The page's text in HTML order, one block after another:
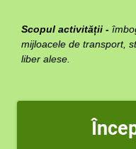
Scopul activității -
mijloacele de transport,
liber alese.